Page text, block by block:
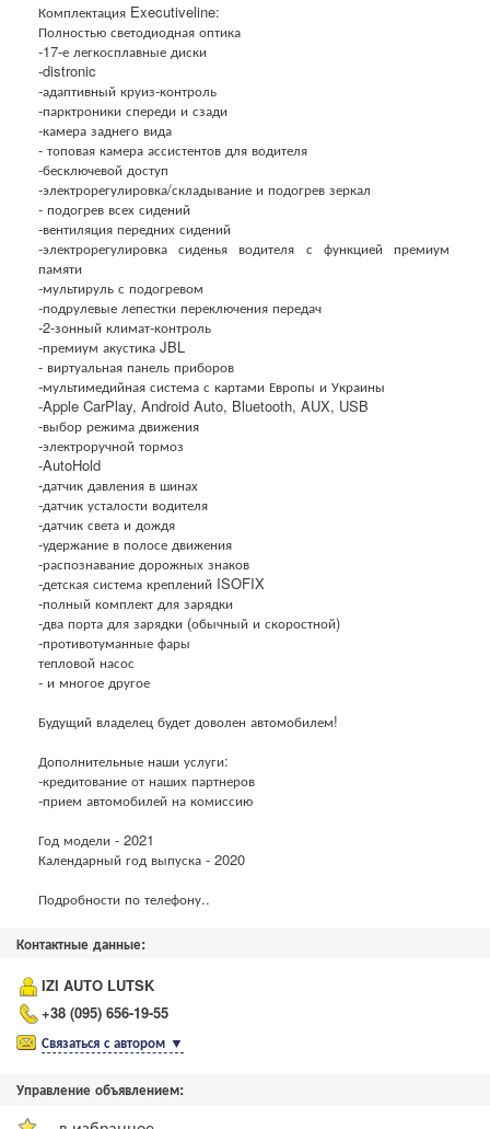
Комплектация Executiveline:
Полностью светодиодная оптика
-17-е легкосплавные диски
-distronic
-адаптивный круиз-контроль
-парктроники спереди и сзади
-камера заднего вида
- топовая камера ассистентов для водителя
-бесключевой доступ
-электрорегулировка/складывание и подогрев зеркал
- подогрев всех сидений
-вентиляция передних сидений
-электрорегулировка сиденья водителя с функцией премиум
памяти
-мультируль с подогревом
-подрулевые лепестки переключения передач
-2-зонный климат-контроль
-премиум акустика JBL
- виртуальная панель приборов
-мультимедийная система с картами Европы и Украины
-Apple CarPlay, Android Auto, Bluetooth, AUX, USB
-выбор режима движения
-электроручной тормоз
-AutoHold
-датчик давления в шинах
-датчик усталости водителя
-датчик света и дождя
-удержание в полосе движения
-распознавание дорожных знаков
-детская система креплений ISOFIX
-полный комплект для зарядки
-два порта для зарядки (обычный и скоростной)
-противотуманные фары
тепловой насос
- и многое другое
Будущий владелец будет доволен автомобилем!
Дополнительные наши услуги:
-кредитование от наших партнеров
-прием автомобилей на комиссию
Год модели - 2021
Календарный год выпуска - 2020
Подробности по телефону..
Контактные данные:
IZI AUTO LUTSK
+38 (095) 656-19-55
Связаться с автором ▼
Управление объявлением: